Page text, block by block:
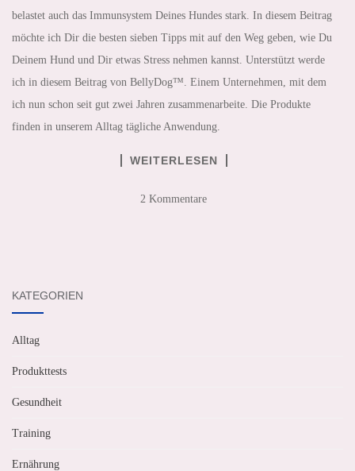
belastet auch das Immunsystem Deines Hundes stark. In diesem Beitrag
möchte ich Dir die besten sieben Tipps mit auf den Weg geben, wie Du
Deinem Hund und Dir etwas Stress nehmen kannst. Unterstützt werde
ich in diesem Beitrag von BellyDog™. Einem Unternehmen, mit dem
ich nun schon seit gut zwei Jahren zusammenarbeite. Die Produkte
finden in unserem Alltag tägliche Anwendung.
WEITERLESEN
2 Kommentare
KATEGORIEN
Alltag
Produkttests
Gesundheit
Training
Ernährung